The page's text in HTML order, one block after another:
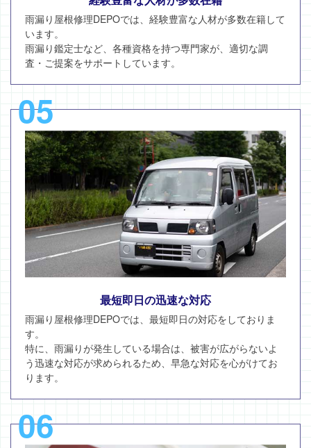
雨漏り屋根修理DEPOでは、経験豊富な人材が多数在籍して
います。
雨漏り鑑定士など、各種資格を持つ専門家が、適切な調
査・ご提案をサポートしています。
05
最短即日の迅速な対応
雨漏り屋根修理DEPOでは、最短即日の対応をしておりま
す。
特に、雨漏りが発生している場合は、被害が広がらないよ
う迅速な対応が求められるため、早急な対応を心がけてお
ります。
06